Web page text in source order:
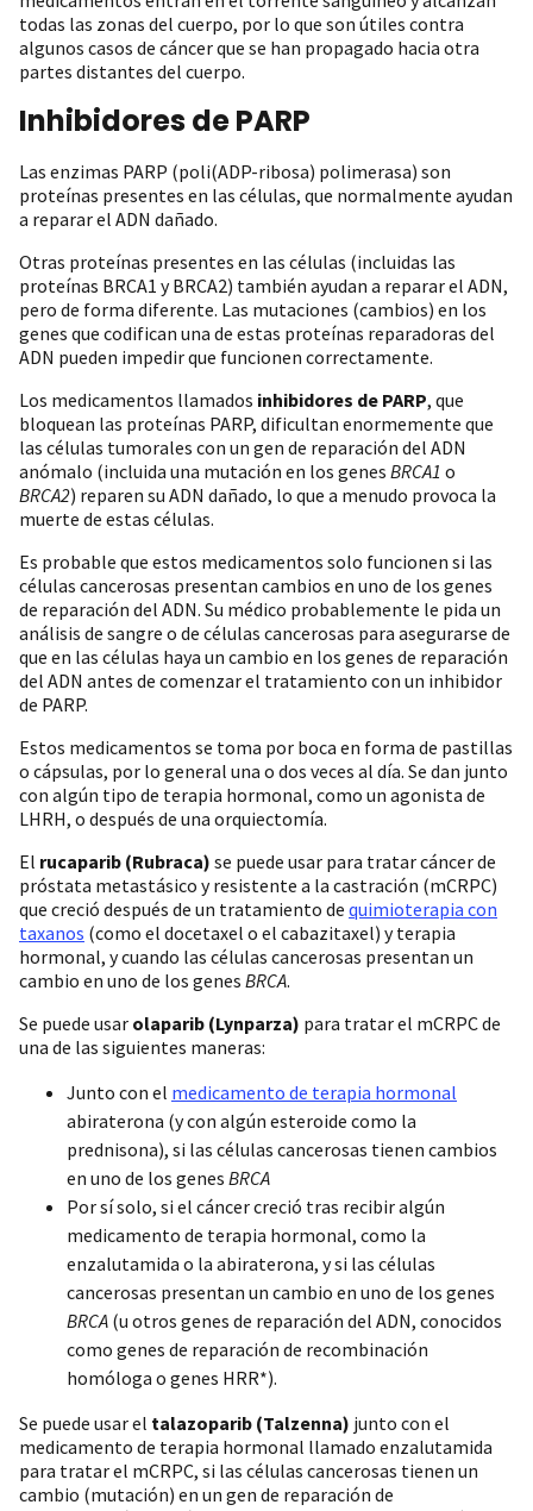
todas las zonas del cuerpo, por lo que son útiles contra
algunos casos de cáncer que se han propagado hacia otra
partes distantes del cuerpo.
Inhibidores de PARP
Las enzimas PARP (poli(ADP-ribosa) polimerasa) son
proteínas presentes en las células, que normalmente ayudan
a reparar el ADN dañado.
Otras proteínas presentes en las células (incluidas las
proteínas BRCA1 y BRCA2) también ayudan a reparar el ADN,
pero de forma diferente. Las mutaciones (cambios) en los
genes que codifican una de estas proteínas reparadoras del
ADN pueden impedir que funcionen correctamente.
Los medicamentos llamados inhibidores de PARP, que
bloquean las proteínas PARP, dificultan enormemente que
las células tumorales con un gen de reparación del ADN
anómalo (incluida una mutación en los genes BRCA1 o
BRCA2) reparen su ADN dañado, lo que a menudo provoca la
muerte de estas células.
Es probable que estos medicamentos solo funcionen si las
células cancerosas presentan cambios en uno de los genes
de reparación del ADN. Su médico probablemente le pida un
análisis de sangre o de células cancerosas para asegurarse de
que en las células haya un cambio en los genes de reparación
del ADN antes de comenzar el tratamiento con un inhibidor
de PARP.
Estos medicamentos se toma por boca en forma de pastillas
o cápsulas, por lo general una o dos veces al día. Se dan junto
con algún tipo de terapia hormonal, como un agonista de
LHRH, o después de una orquiectomía.
El rucaparib (Rubraca) se puede usar para tratar cáncer de
próstata metastásico y resistente a la castración (mCRPC)
que creció después de un tratamiento de quimioterapia con
taxanos (como el docetaxel o el cabazitaxel) y terapia
hormonal, y cuando las células cancerosas presentan un
cambio en uno de los genes BRCA.
Se puede usar olaparib (Lynparza) para tratar el mCRPC de
una de las siguientes maneras:
Junto con el medicamento de terapia hormonal
abiraterona (y con algún esteroide como la
prednisona), si las células cancerosas tienen cambios
en uno de los genes BRCA
Por sí solo, si el cáncer creció tras recibir algún
medicamento de terapia hormonal, como la
enzalutamida o la abiraterona, y si las células
cancerosas presentan un cambio en uno de los genes
BRCA (u otros genes de reparación del ADN, conocidos
como genes de reparación de recombinación
homóloga o genes HRR*).
Se puede usar el talazoparib (Talzenna) junto con el
medicamento de terapia hormonal llamado enzalutamida
para tratar el mCRPC, si las células cancerosas tienen un
cambio (mutación) en un gen de reparación de